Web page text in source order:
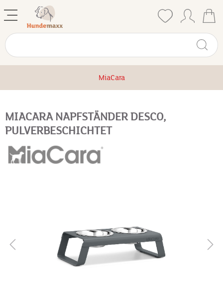
MiaCara
MIACARA NAPFSTÄNDER DESCO,
PULVERBESCHICHTET